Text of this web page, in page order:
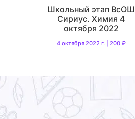
Школьный этап ВсОШ
Сириус. Химия 4
октября 2022
4 октября 2022 г. | 200 ₽